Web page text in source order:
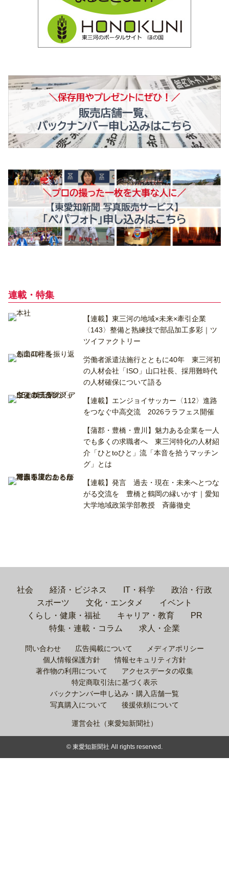
連載・特集
【連載】東三河の地域×未来×牽引企業
〈143〉整備と熟練技で部品加工多彩｜ツ
ツイファクトリー
労働者派遣法施行とともに40年 東三河初
の人材会社「ISO」山口社長、採用難時代
の人材確保について語る
【連載】エンジョイサッカー〈112〉進路
をつなぐ中高交流 2026ララフェス開催
【蒲郡・豊橋・豊川】魅力ある企業を一人
でも多くの求職者へ 東三河特化の人材紹
介「ひとtoひと」流「本音を拾うマッチン
グ」とは
【連載】発言 過去・現在・未来へとつな
がる交流を 豊橋と鶴岡の縁いかす｜愛知
大学地域政策学部教授 斉藤徹史
社会 経済・ビジネス IT・科学
政治・行政
スポーツ
文化・エンタメ
イベント
くらし・健康・福祉
キャリア・教育
PR
特集・連載・コラム
求人・企業
問い合わせ 広告掲載について
メディアポリシー
個人情報保護方針
情報セキュリティ方針
著作物の利用について
アクセスデータの収集
特定商取引法に基づく表示
バックナンバー申し込み・購入店舗一覧
写真購入について
後援依頼について
運営会社（東愛知新聞社）
© 東愛知新聞社 All rights reserved.